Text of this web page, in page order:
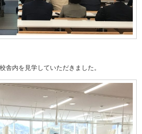
舎内を見学していただきました。